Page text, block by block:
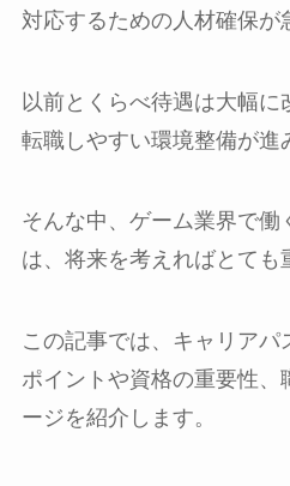
対応するための人材確保が
以前とくらべ待遇は大幅に
転職しやすい環境整備が進
そんな中、ゲーム業界で働
は、将来を考えればとても
この記事では、キャリアパ
ポイントや資格の重要性、
ージを紹介します。